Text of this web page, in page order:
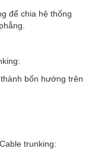
để chia hệ thống
bốn hướng trên
trunking: